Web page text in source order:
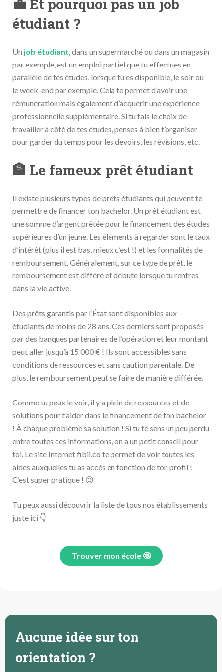
💼 Et pourquoi pas un job
étudiant ?
Un job étudiant, dans un supermarché ou dans un magasin
par exemple, est un emploi partiel que tu effectues en
parallèle de tes études, lorsque tu es disponible, le soir ou
le week-end par exemple. Cela te permet d’avoir une
rémunération mais également d’acquérir une expérience
professionnelle supplémentaire. Si tu fais le choix de
travailler à côté de tes études, penses à bien t’organiser
pour garder du temps pour les devoirs, les révisions, etc.
🏦 Le fameux prêt étudiant
Il existe plusieurs types de prêts étudiants qui peuvent te
permettre de financer ton bachelor. Un prêt étudiant est
une somme d’argent prêtée pour le financement des études
supérieures d’un jeune. Les éléments à regarder sont le taux
d’intérêt (plus il est bas, mieux c’est !) et les formalités de
remboursement. Généralement, sur ce type de prêt, le
remboursement est différé et débute lorsque tu rentres
dans la vie active.
Des prêts garantis par l’État sont disponibles aux
étudiants de moins de 28 ans. Ces derniers sont proposés
par des banques partenaires de l’opération et leur montant
peut aller jusqu’à 15 000 € ! Ils sont accessibles sans
conditions de ressources et sans caution parentale. De
plus, le remboursement peut se faire de manière différée.
Comme tu peux le voir, il y a plein de ressources et de
solutions pour t’aider dans le financement de ton bachelor
! À chaque problème sa solution ! Si tu te sens un peu perdu
entre toutes ces informations, on a un petit conseil pour
toi. Le site Internet fibii.co te permet de voir toutes les
aides auxquelles tu as accès en fonction de ton profil !
C’est super pratique ! 😉
Tu peux aussi découvrir la liste de tous nos établissements
juste ici 👇
Trouver mon école 🤩
Aucune idée sur ton
orientation ?